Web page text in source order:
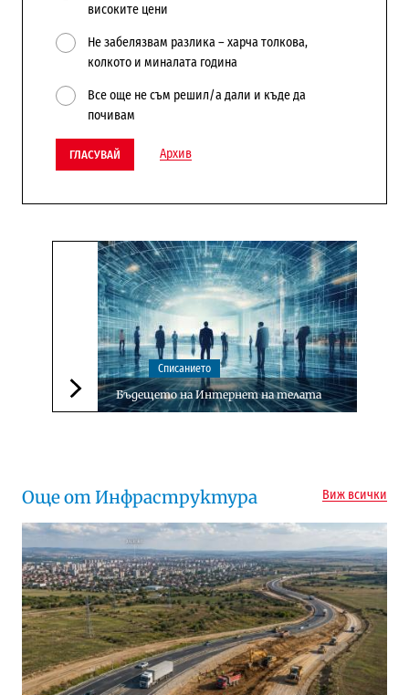
високите цени
Не забелязвам разлика – харча толкова,
колкото и миналата година
Все още не съм решил/а дали и къде да
почивам
ГЛАСУВАЙ Архив
Следваща новина
Списанието
Бъдещето на Интернет на телата
Още от Инфраструктура Виж всички